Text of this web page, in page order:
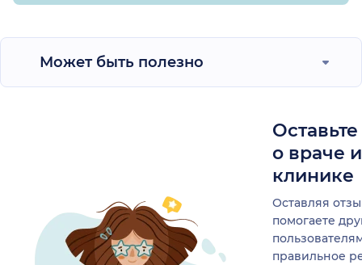
Может быть полезно
о враче
клинике
Оставляя
помогаете
правильное